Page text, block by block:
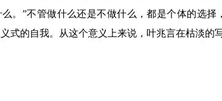
么。”不管做什么还是不做什么，都是个体的选
式的自我。从这个意义上来说，叶兆言在枯淡